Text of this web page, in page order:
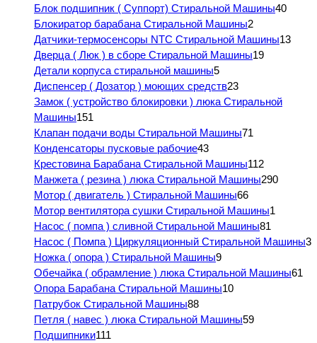
Блок подшипник ( Суппорт) Стиральной Машины40
Блокиратор барабана Стиральной Машины2
Датчики-термосенсоры NTC Стиральной Машины13
Дверца ( Люк ) в сборе Стиральной Машины19
Детали корпуса стиральной машины5
Диспенсер ( Дозатор ) моющих средств23
Замок ( устройство блокировки ) люка Стиральной
Машины151
Клапан подачи воды Стиральной Машины71
Конденсаторы пусковые рабочие43
Крестовина Барабана Стиральной Машины112
Манжета ( резина ) люка Стиральной Машины290
Мотор ( двигатель ) Стиральной Машины66
Мотор вентилятора сушки Стиральной Машины1
Насос ( помпа ) сливной Стиральной Машины81
Насос ( Помпа ) Циркуляционный Стиральной Машины3
Ножка ( опора ) Стиральной Машины9
Обечайка ( обрамление ) люка Стиральной Машины61
Опора Барабана Стиральной Машины10
Патрубок Стиральной Машины88
Петля ( навес ) люка Стиральной Машины59
Подшипники111